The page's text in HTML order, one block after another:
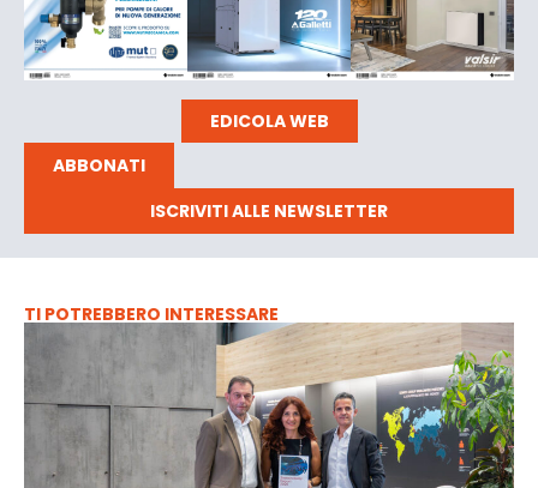
EDICOLA WEB
ABBONATI
ISCRIVITI ALLE NEWSLETTER
TI POTREBBERO INTERESSARE